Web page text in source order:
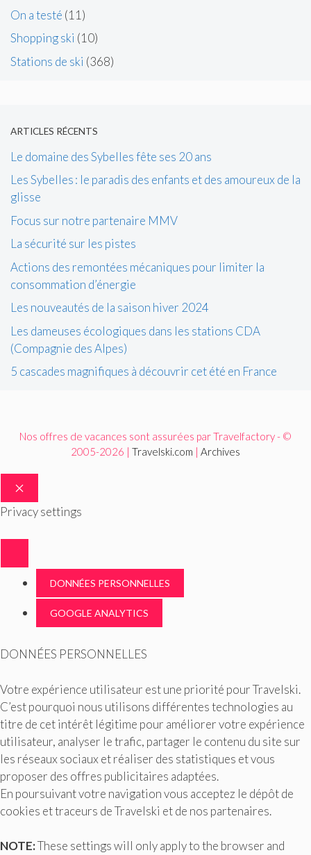
On a testé (11)
Shopping ski (10)
Stations de ski (368)
ARTICLES RÉCENTS
Le domaine des Sybelles fête ses 20 ans
Les Sybelles : le paradis des enfants et des amoureux de la
glisse
Focus sur notre partenaire MMV
La sécurité sur les pistes
Actions des remontées mécaniques pour limiter la
consommation d’énergie
Les nouveautés de la saison hiver 2024
Les dameuses écologiques dans les stations CDA
(Compagnie des Alpes)
5 cascades magnifiques à découvrir cet été en France
Nos offres de vacances sont assurées par Travelfactory - ©
2005-2026 | Travelski.com Archives
FERMER
Privacy settings
DONNÉES PERSONNELLES
GOOGLE ANALYTICS
DONNÉES PERSONNELLES
Votre expérience utilisateur est une priorité pour Travelski.
C’est pourquoi nous utilisons différentes technologies au
titre de cet intérêt légitime pour améliorer votre expérience
utilisateur, analyser le trafic, partager le contenu du site sur
les réseaux sociaux et réaliser des statistiques et vous
proposer des offres publicitaires adaptées.
En poursuivant votre navigation vous acceptez le dépôt de
cookies et traceurs de Travelski et de nos partenaires.
NOTE:These settings will only apply to the browser and